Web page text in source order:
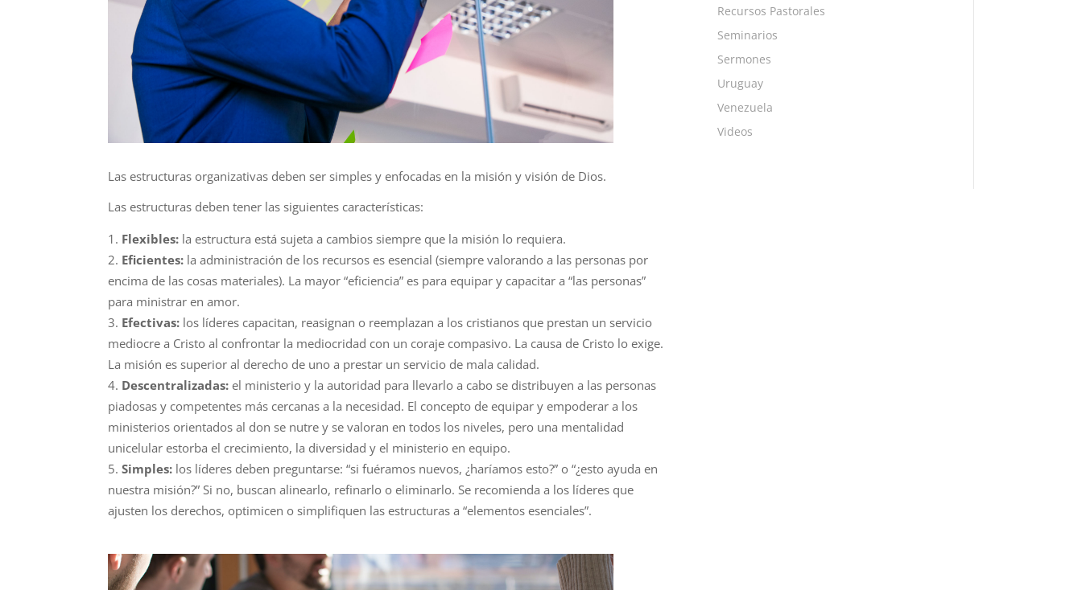
Las estructuras organizativas deben ser simples y enfocadas en la misión yvisión de Dios.
Las estructuras deben tener las siguientes características:
Flexibles: la estructura está sujeta a cambios siempre que la misión lo requiera.
Eficientes: laadministración de los recursos es esencial (siempre valorando a las personas por
encima de las cosas materiales). La mayor “eficiencia” es para equipar y capacitar a “las personas”
para ministrar en amor.
Efectivas: los líderes capacitan, reasignan o reemplazan a los cristianos que prestan un servicio
mediocre a Cristo al confrontar la mediocridad con un coraje compasivo. La causa de Cristo lo exige.
La misión es superior al derecho de uno a prestar un servicio de mala calidad.
Descentralizadas: el ministerio y la autoridad para llevarlo a cabo se distribuyen a las personas
piadosas y competentes más cercanas a la necesidad. El concepto de equipar y empoderar a los
ministerios orientados al don se nutre y se valoran en todos los niveles, pero una mentalidad
unicelular estorba el crecimiento, la diversidad y el ministerio en equipo.
Simples: los líderes deben preguntarse: “sifuéramos nuevos, ¿haríamos esto?” o “¿esto ayuda en
nuestra misión?” Si no, buscan alinearlo, refinarlo o eliminarlo. Se recomienda a los líderes que
ajusten los derechos, optimicen o simplifiquen las estructuras a “elementos esenciales”.
Recursos Pastorales
Seminarios
Sermones
Uruguay
Venezuela
Videos